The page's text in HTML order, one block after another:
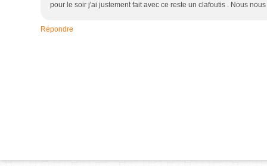
pour le soir j'ai justement fait avec ce reste un clafoutis . Nous
Répondre